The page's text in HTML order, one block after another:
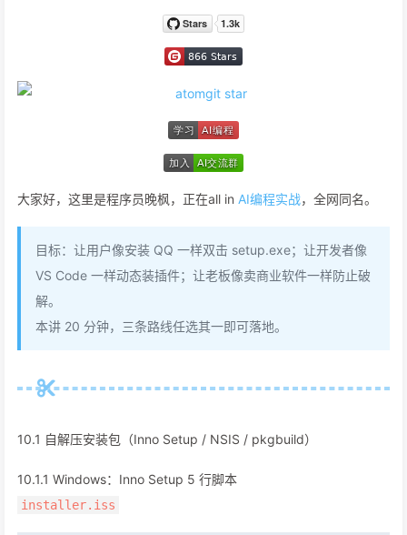
大家好，这里是程序员晚枫，正在all in AI编程实战，全网同名。
目标：让用户像安装 QQ 一样双击 setup.exe；让开发者像
VS Code 一样动态装插件；让老板像卖商业软件一样防止破
解。
本讲 20 分钟，三条路线任选其一即可落地。
10.1 自解压安装包（Inno Setup / NSIS / pkgbuild）
10.1.1 Windows：Inno Setup 5 行脚本
installer.iss